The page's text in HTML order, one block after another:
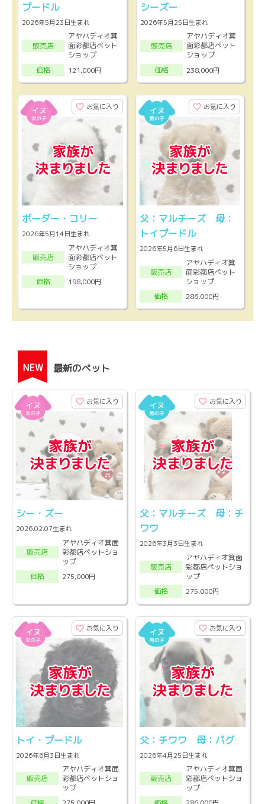
プードル
2026年5月23日生まれ
販売店
アヤハディオ箕
面彩都店ペット
ショップ
価格
121,000円
シーズー
2026年5月25日生まれ
販売店
アヤハディオ箕
面彩都店ペット
ショップ
価格
238,000円
お気に入り
ボーダー・コリー
2026年5月14日生まれ
販売店
アヤハディオ箕
面彩都店ペット
ショップ
価格
198,000円
お気に入り
父：マルチーズ 母：
トイプードル
2026年5月6日生まれ
販売店
アヤハディオ箕
面彩都店ペット
ショップ
価格
286,000円
NEW 最新のペット
お気に入り
シー・ズー
2026.02.07生まれ
販売店
アヤハディオ箕面
彩都店ペットショ
ップ
価格
275,000円
お気に入り
父：マルチーズ 母：チ
ワワ
2026年3月3日生まれ
販売店
アヤハディオ箕面
彩都店ペットショ
ップ
価格
275,000円
お気に入り
トイ・プードル
2026年6月3日生まれ
販売店
アヤハディオ箕面
彩都店ペットショ
ップ
お気に入り
父：チワワ 母：パグ
2026年4月25日生まれ
販売店
アヤハディオ箕面
彩都店ペットショ
ップ